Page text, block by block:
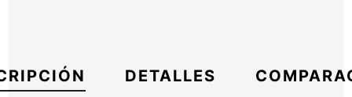
DETALLES